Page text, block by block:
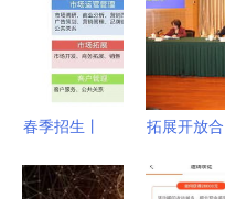
春季招生丨
迎报考市场
拓展开放合
共商发挥进